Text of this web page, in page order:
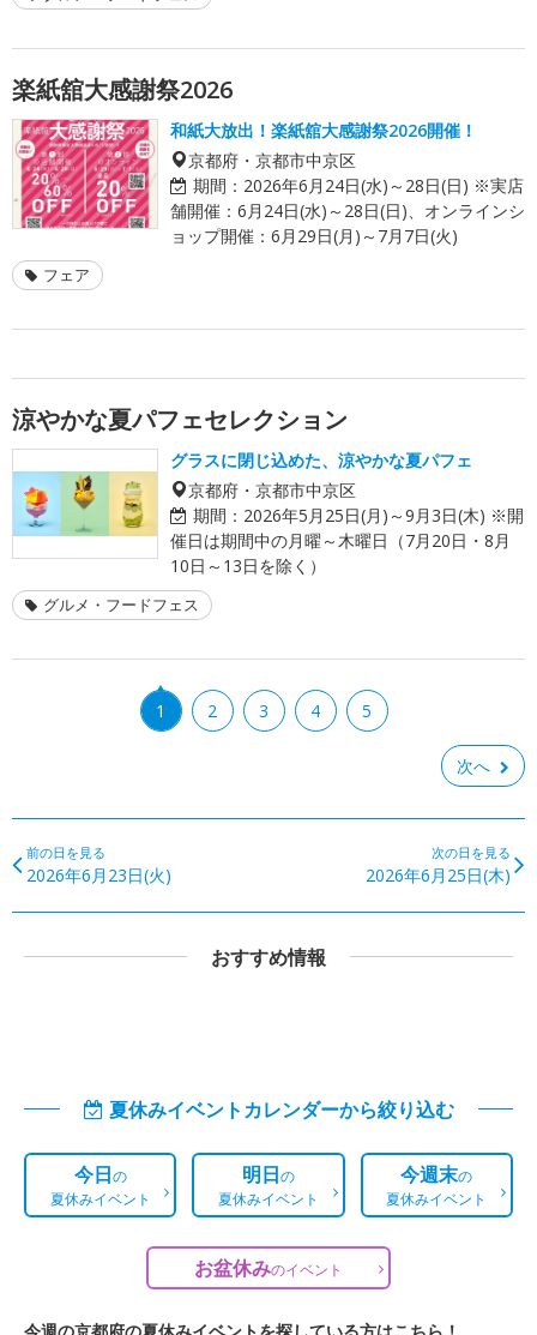
楽紙舘大感謝祭2026
和紙大放出！楽紙舘大感謝祭2026開催！
京都府・京都市中京区
期間： 2026年6月24日(水)～28日(日) ※実店
舗開催：6月24日(水)～28日(日)、オンラインシ
ョップ開催：6月29日(月)～7月7日(火)
フェア
涼やかな夏パフェセレクション
グラスに閉じ込めた、涼やかな夏パフェ
京都府・京都市中京区
期間： 2026年5月25日(月)～9月3日(木) ※開
催日は期間中の月曜～木曜日（7月20日・8月
10日～13日を除く）
グルメ・フードフェス
1 2 3 4 5
次へ
前の日を見る
2026年6月23日(火)
次の日を見る
2026年6月25日(木)
おすすめ情報
夏休みイベントカレンダーから絞り込む
今日の
夏休みイベント
明日の
夏休みイベント
今週末の
夏休みイベント
お盆休みのイベント
今週の京都府の夏休みイベントを探している方はこちら！